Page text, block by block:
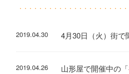
2019.04.30 4月30日（火）街で
2019.04.26 山形屋で開催中の